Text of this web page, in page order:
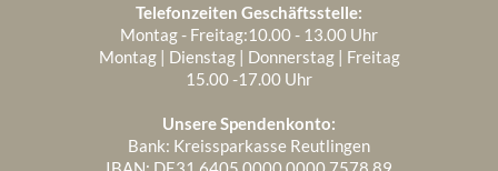
Telefonzeiten Geschäftsstelle:
Montag - Freitag:10.00 - 13.00 Uhr
Montag | Dienstag | Donnerstag | Freitag
15.00 -17.00 Uhr
Unsere Spendenkonto:
Bank: Kreissparkasse Reutlingen